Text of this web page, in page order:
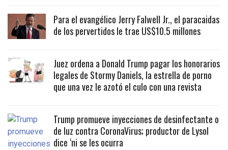
Para el evangélico Jerry Falwell Jr., el paracaidas
de los pervertidos le trae US$10.5 millones
Juez ordena a Donald Trump pagar los honorarios
legales de Stormy Daniels, la estrella de porno
que una vez le azotó el culo con una revista
Trump promueve inyecciones de desinfectante o
de luz contra CoronaVirus; productor de Lysol
dice ‘ni se les ocurra